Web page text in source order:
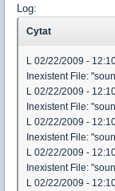
Log:
Cytat
L 02/22/2009 -
Inexistent File:
L 02/22/2009 -
Inexistent File:
L 02/22/2009 -
Inexistent File:
L 02/22/2009 -
Inexistent File:
L 02/22/2009 -